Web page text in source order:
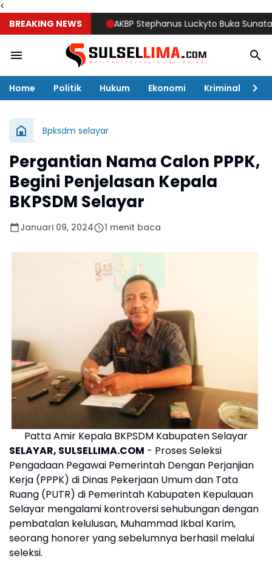
<
BREAKING NEWSAKBP Stephanus Luckyto Buka Sunatan
Home Politik Hukum Ekonomi Kriminal
Bpksdm selayar
Pergantian Nama Calon PPPK,
Begini Penjelasan Kepala
BKPSDM Selayar
Januari 09, 2024 1 menit baca
Patta Amir Kepala BKPSDM Kabupaten Selayar
SELAYAR, SULSELLIMA.COM - Proses Seleksi
Pengadaan Pegawai Pemerintah Dengan Perjanjian
Kerja (PPPK) di Dinas Pekerjaan Umum dan Tata
Ruang (PUTR) di Pemerintah Kabupaten Kepulauan
Selayar mengalami kontroversi sehubungan dengan
pembatalan kelulusan, Muhammad Ikbal Karim,
seorang honorer yang sebelumnya berhasil melalui
seleksi.